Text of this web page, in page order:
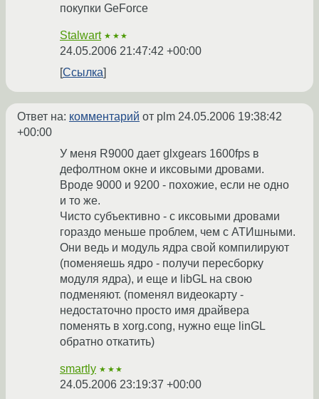
покупки GeForce
Stalwart ★★★
24.05.2006 21:47:42 +00:00
Ссылка
Ответ на: комментарий от plm 24.05.2006 19:38:42
+00:00
У меня R9000 дает glxgears 1600fps в
дефолтном окне и иксовыми дровами.
Вроде 9000 и 9200 - похожие, если не одно
и то же.
Чисто субъективно - с иксовыми дровами
гораздо меньше проблем, чем с АТИшными.
Они ведь и модуль ядра свой компилируют
(поменяешь ядро - получи пересборку
модуля ядра), и еще и libGL на свою
подменяют. (поменял видеокарту -
недостаточно просто имя драйвера
поменять в xorg.cong, нужно еще linGL
обратно откатить)
smartly ★★★
24.05.2006 23:19:37 +00:00